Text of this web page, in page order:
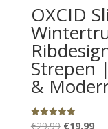
OXCID
Strepen
&
Gewaardeerd
€29.99 €19.99